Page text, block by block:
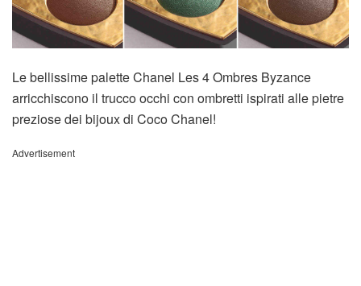
Le bellissime palette Chanel Les 4 Ombres Byzance
arricchiscono il trucco occhi con ombretti ispirati alle pietre
preziose dei bijoux di Coco Chanel!
Advertisement